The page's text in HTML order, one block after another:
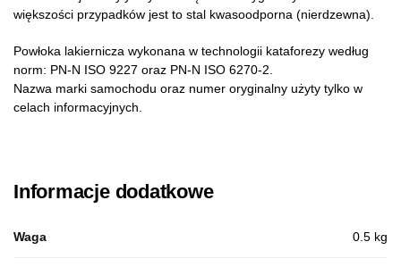
większości przypadków jest to stal kwasoodporna (nierdzewna).
Powłoka lakiernicza wykonana w technologii kataforezy według
norm: PN-N ISO 9227 oraz PN-N ISO 6270-2.
Nazwa marki samochodu oraz numer oryginalny użyty tylko w
celach informacyjnych.
Informacje dodatkowe
Waga 0.5 kg